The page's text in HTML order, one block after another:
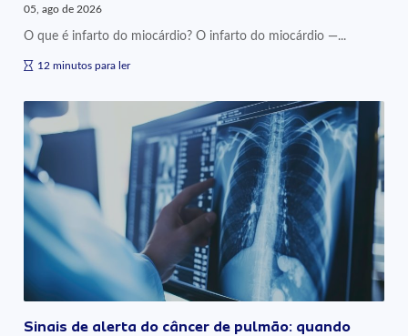
05, ago de 2026
O que é infarto do miocárdio? O infarto do miocárdio —...
12 minutos para ler
Sinais de alerta do câncer de pulmão: quando